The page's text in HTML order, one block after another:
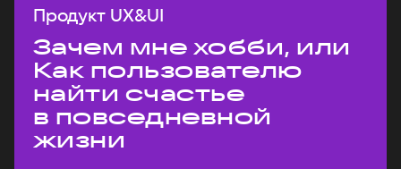
Продукт UX&UI
Зачем мне хобби, или
Как пользователю
найти счастье
в повседневной
жизни